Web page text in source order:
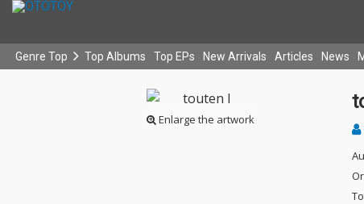
Genre Top Top Albums Top EPs New Arrivals Articles News
Enlarge the artwork